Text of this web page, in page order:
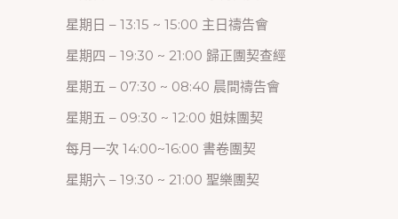
星期日 – 13:15 ~ 15:00 主日禱告會
星期四 – 19:30 ~ 21:00 歸正團契查經
星期五 – 07:30 ~ 08:40 晨間禱告會
星期五 – 09:30 ~ 12:00 姐妹團契
每月一次 14:00~16:00 書卷團契
星期六 – 19:30 ~ 21:00 聖樂團契